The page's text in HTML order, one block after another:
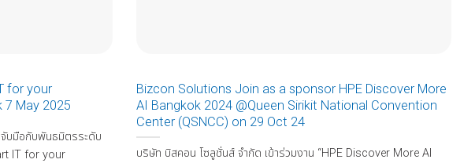
for your
7 May 2025
จับมือกับพันธมิตรระดับ
IT for your
Bizcon Solutions Join as a sponsor HPE Discover More
AI Bangkok 2024 @Queen Sirikit National Convention
Center (QSNCC) on 29 Oct 24
บริษัท บิสคอน โซลูชั่นส์ จำกัด เข้าร่วมงาน “HPE Discover More AI